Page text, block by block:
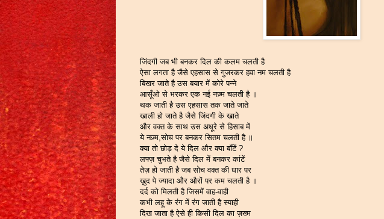
जिंदगी जब भी बनकर दिल की कलम चलती है
ऐसा लगता है जैसे एहसास से गुजरकर हवा नम चलती है
बिखर जाते है उस बयार में कोरे पन्ने
आसूँओ से भरकर एक नई नज़्म चलती है ॥
थक जाती है उस एहसास तक जाते जाते
खाली हो जाते है जैसे जिंदगी के खाते
और वक्त के साथ उस अधूरे से हिसाब में
ये नज़्म,सोच पर बनकर सितम चलती है ॥
क्या तो छोड़ दे ये दिल और क्या बाँटें ?
लफ्ज़ चुभते है जैसे दिल में बनकर कांटें
तेज़ हो जाती है जब सोच वक्त की धार पर
ख़ुद पे ज्यादा और औरों पर कम चलती है ॥
दर्द को मिलती है जिसमें वाह-वाही
कभी लहू के रंग में रंग जाती है स्याही
दिख जाता है ऐसे ही किसी दिल का ज़ख्म